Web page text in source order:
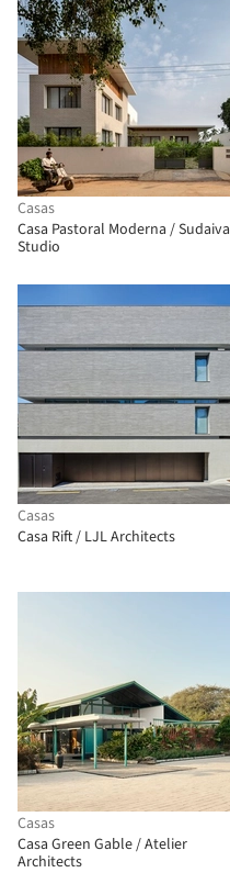
Casas
Casa Pastoral Moderna / Sudaiva
Studio
Casas
Casa Rift / LJL Architects
Casas
Casa Green Gable / Atelier
Architects